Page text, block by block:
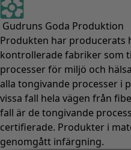
Gudruns Goda Produktion
Produkten har producerats
kontrollerade fabriker som
processer för miljö och
alla tongivande processer i
vissa fall hela vägen från
fall är de tongivande
certifierade. Produkter i
genomgått infärgning.